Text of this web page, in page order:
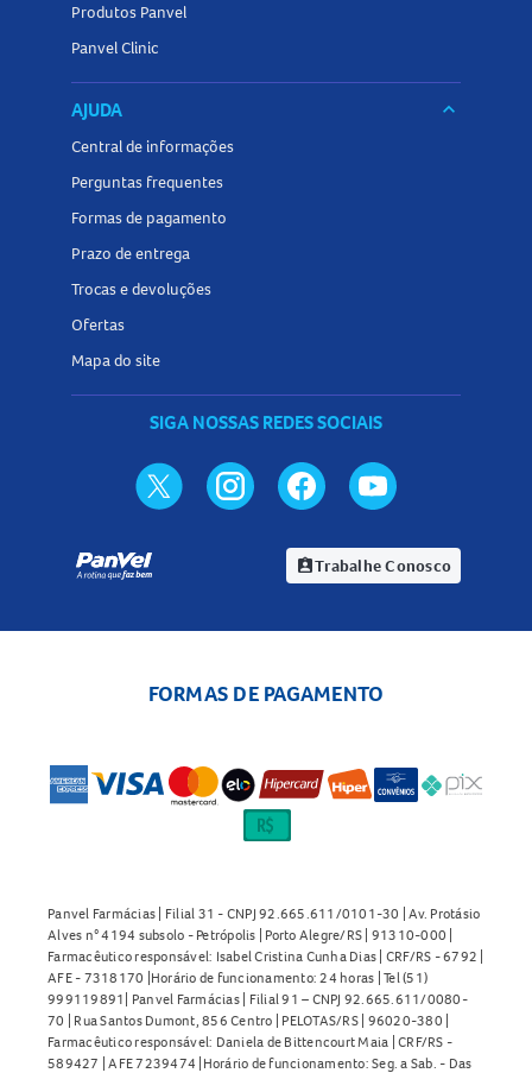
Produtos Panvel
Panvel Clinic
AJUDA keyboard_arrow_down
Central de informações
Perguntas frequentes
Formas de pagamento
Prazo de entrega
Trocas e devoluções
Ofertas
Mapa do site
SIGA NOSSAS REDES SOCIAIS
assignment_indTrabalhe Conosco
FORMAS DE PAGAMENTO
Panvel Farmácias | Filial 31 - CNPJ 92.665.611/0101-30 | Av. Protásio
Alves n° 4194 subsolo - Petrópolis | Porto Alegre/RS | 91310-000 |
Farmacêutico responsável: Isabel Cristina Cunha Dias | CRF/RS - 6792 |
AFE - 7318170 |Horário de funcionamento: 24 horas | Tel (51)
999119891| Panvel Farmácias | Filial 91 – CNPJ 92.665.611/0080-
70 | Rua Santos Dumont, 856 Centro | PELOTAS/RS | 96020-380 |
Farmacêutico responsável: Daniela de Bittencourt Maia | CRF/RS -
589427 | AFE 7239474 |Horário de funcionamento: Seg. a Sab. - Das